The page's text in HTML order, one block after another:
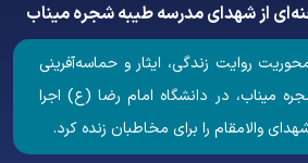
از شهدای مدرسه طیبه شجره میناب
روایت زندگی، ایثار و حماسه‌آفرینی
میناب، در دانشگاه امام رضا (ع) اجرا
والامقام را برای مخاطبان زنده کرد.